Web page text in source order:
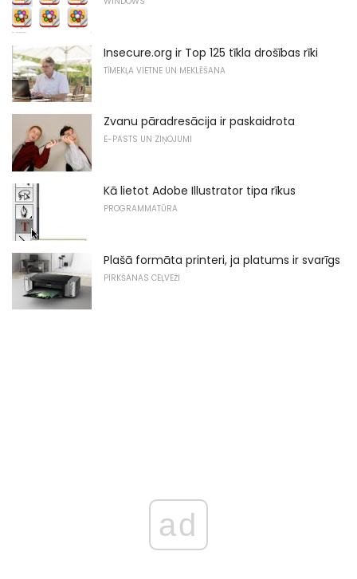
Insecure.org ir Top 125 tīkla drošības rīki
TĪMEKĻA VIETNE UN MEKLĒŠANA
Zvanu pāradresācija ir paskaidrota
E-PASTS UN ZIŅOJUMI
Kā lietot Adobe Illustrator tipa rīkus
PROGRAMMATŪRA
Plašā formāta printeri, ja platums ir svarīgs
PIRKŠANAS CEĻVEŽI
ad